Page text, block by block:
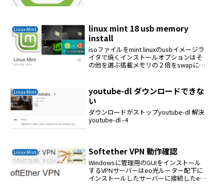
Linux Mint
linux mint 18 usb memory
install
isoファイルをmint linuxのusbイメージラ
イタで焼くインストールオプションはそ
の他を選ぶ搭載メモリの２倍をswapに設
れていないので不完全である...
Linux Mint
youtube-dl ダウンロードできな
い
ダウンロードがストップyoutube-dl 解決
youtube-dl -4
Linux Mint Softether VPN 動作確認
Windowsに管理用のGUIをインストール
するVPNサーバーはeo光ルーター配下に
インストールしたサーバーに接続したeo